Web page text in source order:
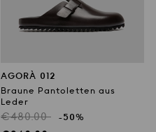
AGORÀ 012
Braune Pantoletten aus
Leder
Regulärer
€480.00 -50%